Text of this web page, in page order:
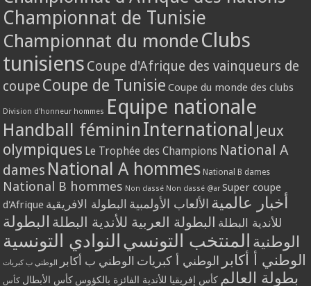
Championnat de Tunisie
Championnat du monde Clubs
tunisiens Coupe d'Afrique des vainqueurs de
coupe Coupe de Tunisie Coupe du monde des clubs
Division d'honneur hommes Equipe nationale
Handball féminin International Jeux
olympiques Le Trophée des Champions National A
dames National A hommes National B dames
National B hommes Non classé Non classé @ar Super coupe
d'Afrique
أخبار عالمية الألعاب الأولمبية البطولة الافريقية
للأندية البطلة البطولة العربية للأندية البطلة البطولة
الوطنية المنتخب التونسي النوادي التونسية
الوطني أ أكابر الوطني أ كبريات الوطني ب أكابر الوطني ب كبريات
بطولة العالم كأس إفريقيا للأندية الفائزة بالكؤوس كأس الأبطال كأس